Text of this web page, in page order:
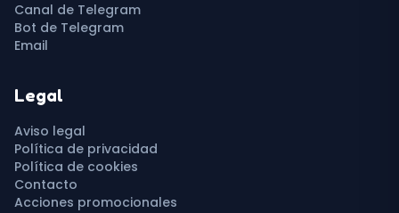
Canal de Telegram
Bot de Telegram
Email
Legal
Aviso legal
Política de privacidad
Política de cookies
Contacto
Acciones promocionales